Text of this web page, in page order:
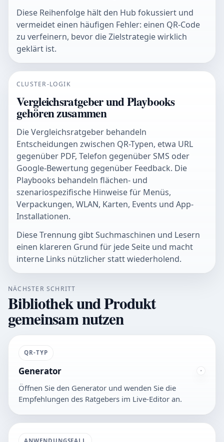
Diese Reihenfolge hält den Hub fokussiert und
vermeidet einen häufigen Fehler: einen QR-Code
zu verfeinern, bevor die Zielstrategie wirklich
geklärt ist.
CLUSTER-LOGIK
Vergleichsratgeber und Playbooks
gehören zusammen
Die Vergleichsratgeber behandeln
Entscheidungen zwischen QR-Typen, etwa URL
gegenüber PDF, Telefon gegenüber SMS oder
Google-Bewertung gegenüber Feedback. Die
Playbooks behandeln flächen- und
szenariospezifische Hinweise für Menüs,
Verpackungen, WLAN, Karten, Events und App-
Installationen.
Diese Trennung gibt Suchmaschinen und Lesern
einen klareren Grund für jede Seite und macht
interne Links nützlicher statt wiederholend.
NÄCHSTER SCHRITT
Bibliothek und Produkt
gemeinsam nutzen
QR-TYP
Generator
Öffnen Sie den Generator und wenden Sie die
Empfehlungen des Ratgebers im Live-Editor an.